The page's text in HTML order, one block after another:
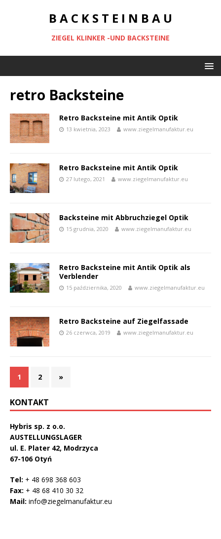
B A C K S T E I N B A U
ZIEGEL KLINKER -UND BACKSTEINE
retro Backsteine
Retro Backsteine mit Antik Optik
13 kwietnia, 2023 www.ziegelmanufaktur.eu
Retro Backsteine mit Antik Optik
27 lutego, 2021 www.ziegelmanufaktur.eu
Backsteine mit Abbruchziegel Optik
15 grudnia, 2020 www.ziegelmanufaktur.eu
Retro Backsteine mit Antik Optik als
Verblender
15 października, 2020 www.ziegelmanufaktur.eu
Retro Backsteine auf Ziegelfassade
26 czerwca, 2019 www.ziegelmanufaktur.eu
1 2 »
KONTAKT
Hybris sp. z o.o.
AUSTELLUNGSLAGER
ul. E. Plater 42, Modrzyca
67-106 Otyń
Tel: + 48 698 368 603
Fax: + 48 68 410 30 32
Mail: info@ziegelmanufaktur.eu